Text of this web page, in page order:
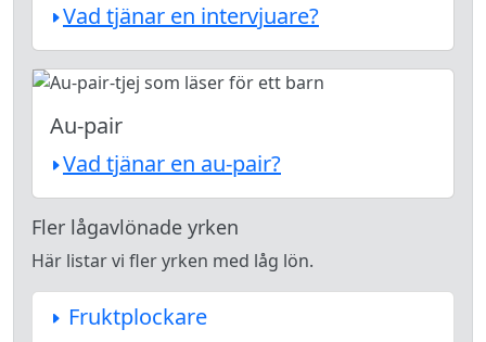
Vad tjänar en intervjuare?
Au-pair
Vad tjänar en au-pair?
Fler lågavlönade yrken
Här listar vi fler yrken med låg lön.
Fruktplockare